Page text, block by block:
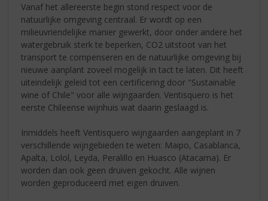
Vanaf het allereerste begin stond respect voor de
natuurlijke omgeving centraal. Er wordt op een
milieuvriendelijke manier gewerkt, door onder andere het
watergebruik sterk te beperken, CO2 uitstoot van het
transport te compenseren en de natuurlijke omgeving bij
nieuwe aanplant zoveel mogelijk in tact te laten. Dit heeft
uiteindelijk geleid tot een certificering door "Sustainable
wine of Chile" voor alle wijngaarden. Ventisquero is het
eerste Chileense wijnhuis wat daarin geslaagd is.
Inmiddels heeft Ventisquero wijngaarden aangeplant in 7
verschillende wijngebieden te weten: Maipo, Casablanca,
Apalta, Lolol, Leyda, Peralillo en Huasco (Atacama). Er
worden dan ook geen druiven gekocht. Alle wijnen
worden geproduceerd met eigen druiven.